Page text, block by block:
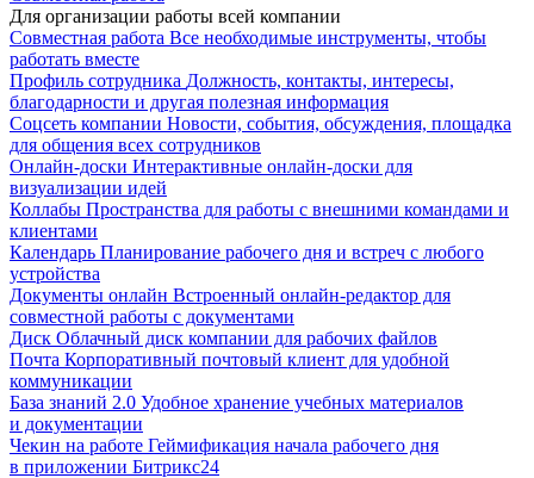
Для организации работы всей компании
Совместная работа Все необходимые инструменты, чтобы
работать вместе
Профиль сотрудника Должность, контакты, интересы,
благодарности и другая полезная информация
Соцсеть компании Новости, события, обсуждения, площадка
для общения всех сотрудников
Онлайн-доски Интерактивные онлайн-доски для
визуализации идей
Коллабы Пространства для работы с внешними командами и
клиентами
Календарь Планирование рабочего дня и встреч с любого
устройства
Документы онлайн Встроенный онлайн-редактор для
совместной работы с документами
Диск Облачный диск компании для рабочих файлов
Почта Корпоративный почтовый клиент для удобной
коммуникации
База знаний 2.0 Удобное хранение учебных материалов
и документации
Чекин на работе Геймификация начала рабочего дня
в приложении Битрикс24